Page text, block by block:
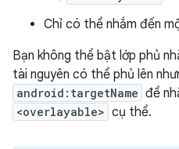
Chỉ có thể nhắm đến
Bạn không thể bật lớp phủ
tài nguyên có thể phủ lên
android:targetName để
<overlayable> cụ thể.